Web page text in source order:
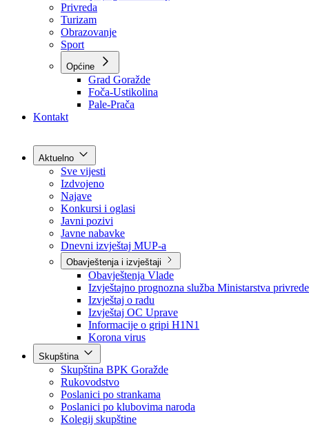
O kantonu
Simboli kantona (Grb, zastava)
Historija (digitalni muzej)
Privreda
Turizam
Obrazovanje
Sport
Općine
Kontakt
Aktuelno
Sve vijesti
Izdvojeno
Najave
Konkursi i oglasi
Javni pozivi
Javne nabavke
Dnevni izvještaj MUP-a
Obavještenja i izvještaji
Obavještenja Vlade
Izvještajno prognozna služba Ministarstva privrede
Izvještaj o radu
Izvještaj OC Uprave
Informacije o gripi H1N1
Korona virus
Skupština
Skupština BPK Goražde
Rukovodstvo